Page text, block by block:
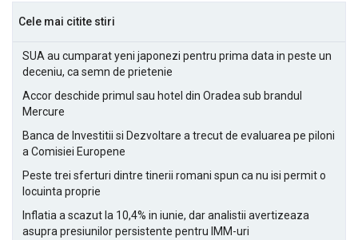
Cele mai citite stiri
SUA au cumparat yeni japonezi pentru prima data in peste un
deceniu, ca semn de prietenie
Accor deschide primul sau hotel din Oradea sub brandul
Mercure
Banca de Investitii si Dezvoltare a trecut de evaluarea pe piloni
a Comisiei Europene
Peste trei sferturi dintre tinerii romani spun ca nu isi permit o
locuinta proprie
Inflatia a scazut la 10,4% in iunie, dar analistii avertizeaza
asupra presiunilor persistente pentru IMM-uri